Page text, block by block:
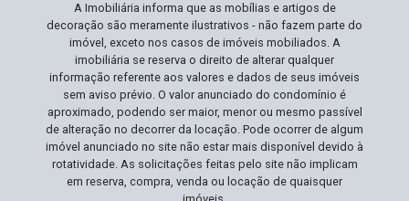
A Imobiliária informa que as mobílias e artigos de
decoração são meramente ilustrativos - não fazem parte do
imóvel, exceto nos casos de imóveis mobiliados. A
imobiliária se reserva o direito de alterar qualquer
informação referente aos valores e dados de seus imóveis
sem aviso prévio. O valor anunciado do condomínio é
aproximado, podendo ser maior, menor ou mesmo passível
de alteração no decorrer da locação. Pode ocorrer de algum
imóvel anunciado no site não estar mais disponível devido à
rotatividade. As solicitações feitas pelo site não implicam
em reserva, compra, venda ou locação de quaisquer